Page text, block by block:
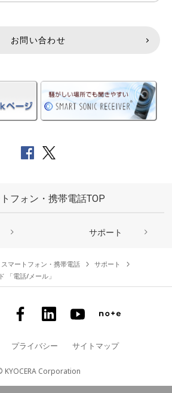
お問い合わせ
フォン・携帯電話TOP
サポート
スマートフォン・携帯電話
サポート
「電話/メール」
プライバシー サイトマップ
KYOCERA Corporation